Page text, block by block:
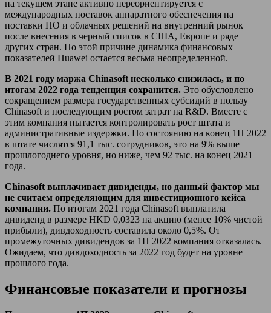
на текущем этапе активно переориентируется с
международных поставок аппаратного обеспечения на
поставки ПО и облачных решений на внутренний рынок
после внесения в черный список в США, Европе и ряде
других стран. По этой причине динамика финансовых
показателей Huawei остается весьма неопределенной.
В 2021 году маржа Chinasoft несколько снизилась, и по
итогам 2022 года тенденция сохранится. Это обусловлено
сокращением размера государственных субсидий в пользу
Chinasoft и последующим ростом затрат на R&D. Вместе с
этим компания пытается контролировать рост штата и
административные издержки. По состоянию на конец 1П 2022
в штате числятся 91,1 тыс. сотрудников, это на 9% выше
прошлогоднего уровня, но ниже, чем 92 тыс. на конец 2021
года.
Chinasoft выплачивает дивиденды, но данный фактор мы
не считаем определяющим для инвестиционного кейса
компании. По итогам 2021 года Chinasoft выплатила
дивиденд в размере HKD 0,0323 на акцию (менее 10% чистой
прибыли), дивдоходность составила около 0,5%. От
промежуточных дивидендов за 1П 2022 компания отказалась.
Ожидаем, что дивдоходность за 2022 год будет на уровне
прошлого года.
Финансовые показатели и прогнозы